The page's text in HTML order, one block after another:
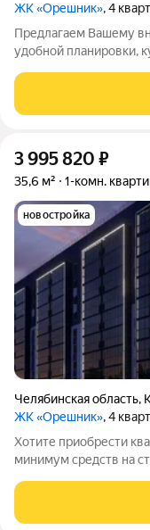
ЖК «Орешник», 4
Предлагаем Вашему
удобной планировки,
выполнена
металлическая дверь; -
3 995 820 ₽
35,6 м² 1-комн.
новостройка
Челябинская область,
ЖК «Орешник», 4
Хотите приобрести
минимум средств на
отсюда удобно
что нужно для